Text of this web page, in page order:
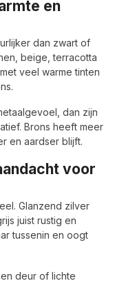
en
dan zwart of
beige, terracotta
veel warme tinten
dan zijn
Brons heeft meer
en aardser blijft.
voor
Glanzend zilver
juist rustig en
tussenin en oogt
deur of lichte